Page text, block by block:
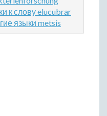
к слову elucubrar
языки metsis